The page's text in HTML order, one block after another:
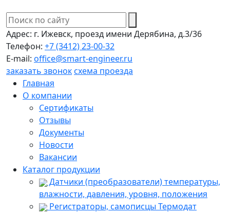
Адрес: г. Ижевск, проезд имени Дерябина, д.3/36
Телефон: +7 (3412) 23-00-32
E-mail: office@smart-engineer.ru
заказать звоноксхема проезда
Главная
О компании
Сертификаты
Отзывы
Документы
Новости
Вакансии
Каталог продукции
Датчики (преобразователи) температуры,
влажности, давления, уровня, положения
Регистраторы, самописцы Термодат